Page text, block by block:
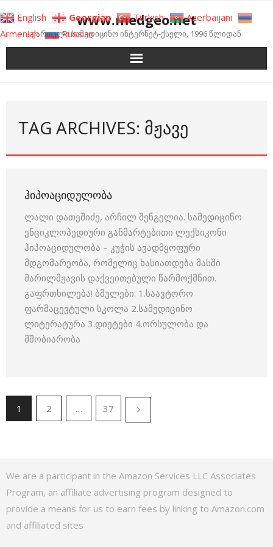
to
content
www.medgeo.net
ქართული სამედიცინო ინტერნეტ-ქსელი, 1996 წლიდან
TAG ARCHIVES: ᲛᲟᲐᲕᲔ
ᲰᲘᲞᲝᲐᲪᲘᲓᲣᲚᲝᲑᲐ
ლალი დათეშიძე, არჩილ შენგელია. სამედიცინო
ენციკლოპედიური განმარტებითი ლექსიკონი
ჰიპოაციდულობა – კუჭის ავადმყოფური
მდგომარეობა, რომელიც ხასიათდება მასში
მარილმჟავის დაქვეითებული წარმოქმნით.
გაფრთხილება! ბმულები: 1.საავტორო
ფარმაცევტული სკოლა 2.სამედიცინო
ლიტერატურა 3.დიეტები 4.ორსულობა და
მშობიარობა
1 2 … 37
We are a participant in the Amazon Services LLC Associates
Program, an affiliate advertising program designed to
provide a means for us to earn fees by linking to Amazon.com
and affiliated sites
English Georgian Turkish
Azerbaijani
Armenian
Russian